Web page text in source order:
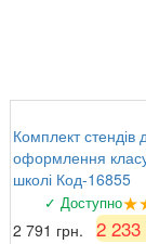
Комплект стендів
оформлення
школі Код-16855
✓ Доступно
2 791 грн. 2 233